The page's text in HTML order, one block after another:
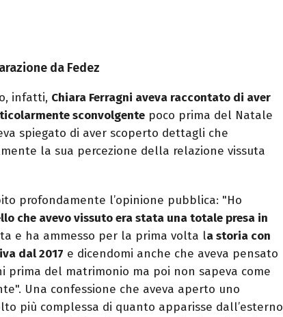
da Fedez
infatti, Chiara Ferragni aveva raccontato di aver
sconvolgente poco prima del Natale
spiegato di aver scoperto dettagli che
la sua percezione della relazione vissuta
profondamente l’opinione pubblica: "Ho
che avevo vissuto era stata una totale presa in
e ha ammesso per la prima volta la storia con
dal 2017 e dicendomi anche che aveva pensato
prima del matrimonio ma poi non sapeva come
Una confessione che aveva aperto uno
più complessa di quanto apparisse dall’esterno